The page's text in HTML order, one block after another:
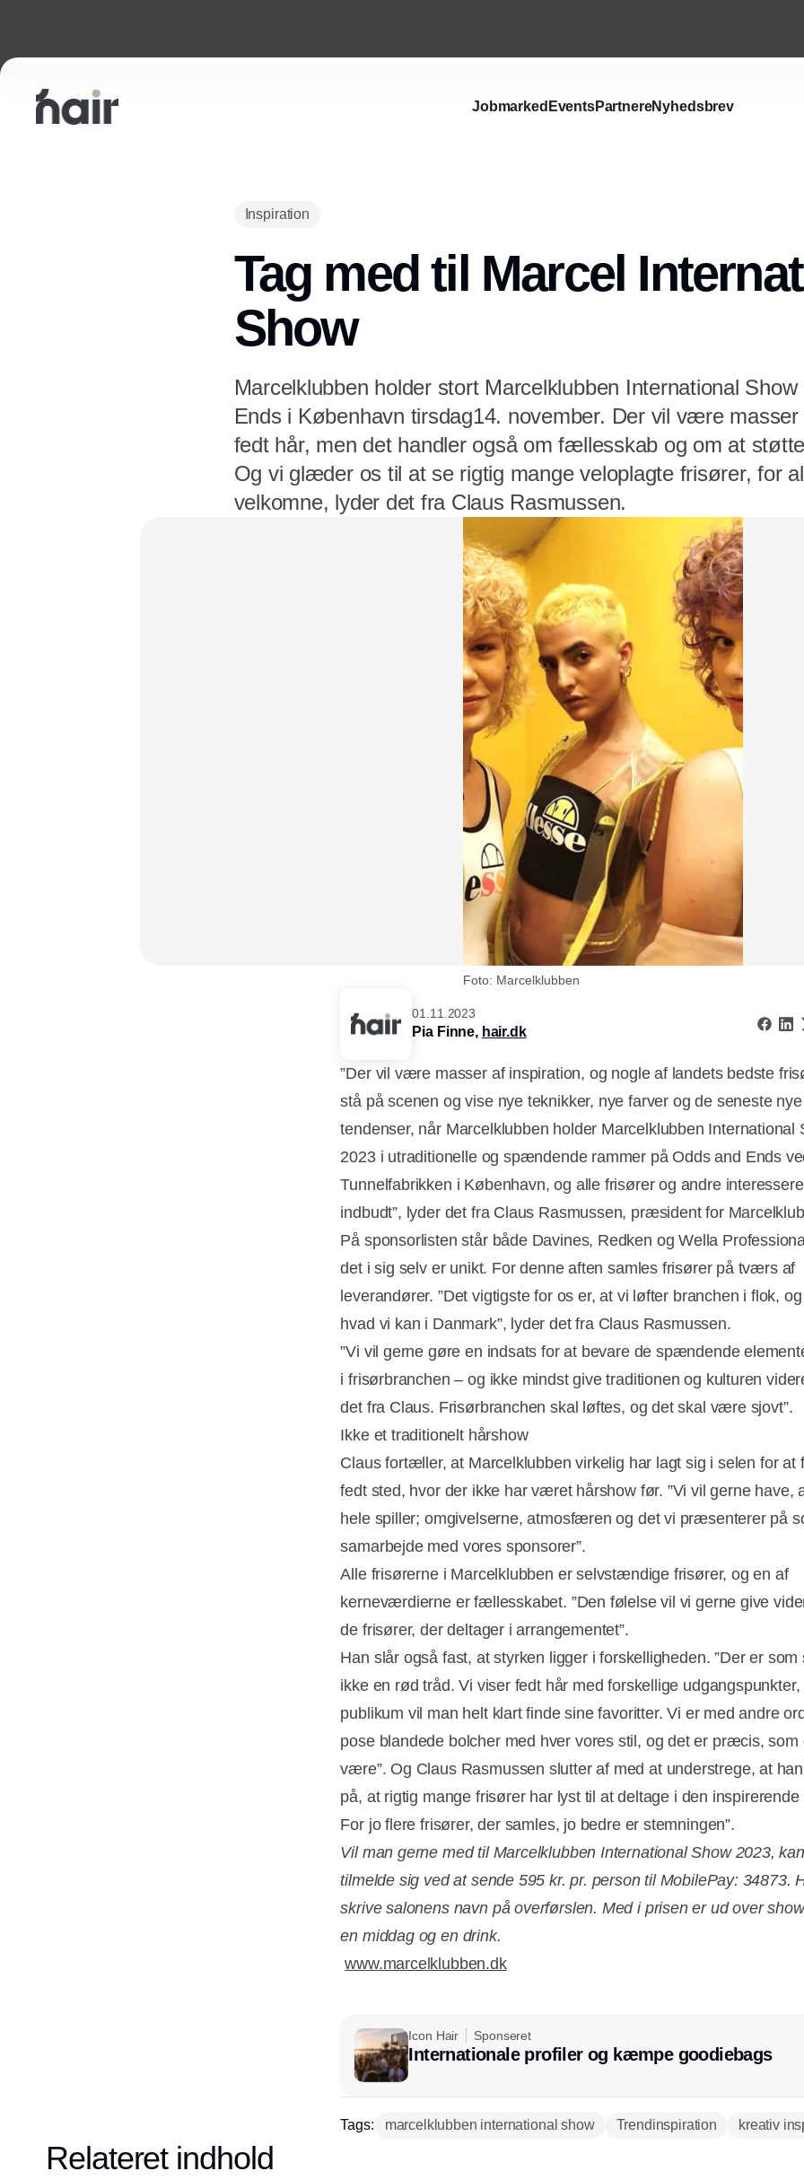
Jobmarked EventsPartnereNyhedsbrev
Inspiration
Tag med til Marcel
Show
Marcelklubben holder stort Marcelklubben International
Ends i København tirsdag14. november. Der vil være masser
fedt hår, men det handler også om fællesskab og om at
Og vi glæder os til at se rigtig mange veloplagte frisører, for
velkomne, lyder det fra Claus Rasmussen.
Foto: Marcelklubben
01.11.2023
Pia Finne, hair.dk
”Der vil være masser af inspiration, og nogle af landets bedste
stå på scenen og vise nye teknikker, nye farver og de seneste nye
tendenser, når Marcelklubben holder Marcelklubben International
2023 i utraditionelle og spændende rammer på Odds and Ends
Tunnelfabrikken i København, og alle frisører og andre
indbudt”, lyder det fra Claus Rasmussen, præsident for
På sponsorlisten står både Davines, Redken og Wella
det i sig selv er unikt. For denne aften samles frisører på tværs af
leverandører. ”Det vigtigste for os er, at vi løfter branchen i flok,
hvad vi kan i Danmark”, lyder det fra Claus Rasmussen.
”Vi vil gerne gøre en indsats for at bevare de spændende
i frisørbranchen – og ikke mindst give traditionen og kulturen
det fra Claus. Frisørbranchen skal løftes, og det skal være sjovt”.
Ikke et traditionelt hårshow
Claus fortæller, at Marcelklubben virkelig har lagt sig i selen for at
fedt sted, hvor der ikke har været hårshow før. ”Vi vil gerne have,
hele spiller; omgivelserne, atmosfæren og det vi præsenterer på
samarbejde med vores sponsorer”.
Alle frisørerne i Marcelklubben er selvstændige frisører, og en af
kerneværdierne er fællesskabet. ”Den følelse vil vi gerne give
de frisører, der deltager i arrangementet”.
Han slår også fast, at styrken ligger i forskelligheden. ”Der er som
ikke en rød tråd. Vi viser fedt hår med forskellige udgangspunkter,
publikum vil man helt klart finde sine favoritter. Vi er med andre
pose blandede bolcher med hver vores stil, og det er præcis, som
være”. Og Claus Rasmussen slutter af med at understrege, at
på, at rigtig mange frisører har lyst til at deltage i den inspirerende
For jo flere frisører, der samles, jo bedre er stemningen”.
Vil man gerne med til Marcelklubben International Show 2023,
tilmelde sig ved at sende 595 kr. pr. person til MobilePay: 34873.
skrive salonens navn på overførslen. Med i prisen er ud over
en middag og en drink.
www.marcelklubben.dk
Icon Hair Sponseret
Internationale profiler og kæmpe goodiebags
Tags: marcelklubben international show Trendinspiration kreativ
Relateret indhold